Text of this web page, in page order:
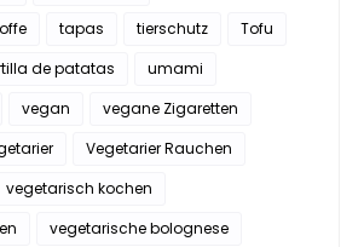
tapas tierschutz
Tofu
de patatas
umami
vegan
vegane Zigaretten
Vegetarier Rauchen
vegetarisch kochen
vegetarische bolognese